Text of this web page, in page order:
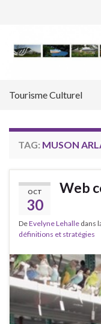
Tourisme Culturel
TAG: MUSON
OCT
30
Web
DeEvelyne Lehalle dans
définitions et stratégies